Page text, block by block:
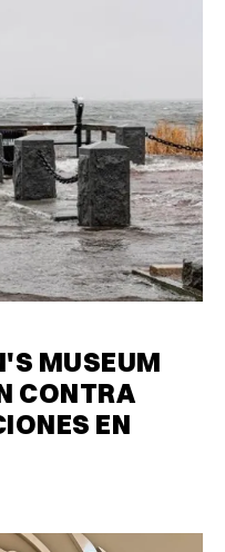
MUSEUM
CONTRA
EN